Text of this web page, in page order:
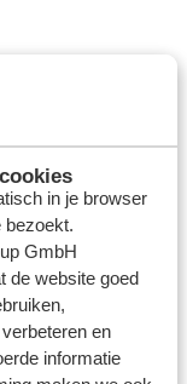
in je browser
bezoekt.
GmbH
de website goed
en
informatie
aan warme
je mag
Griekenland,
klimaat. Het
, met